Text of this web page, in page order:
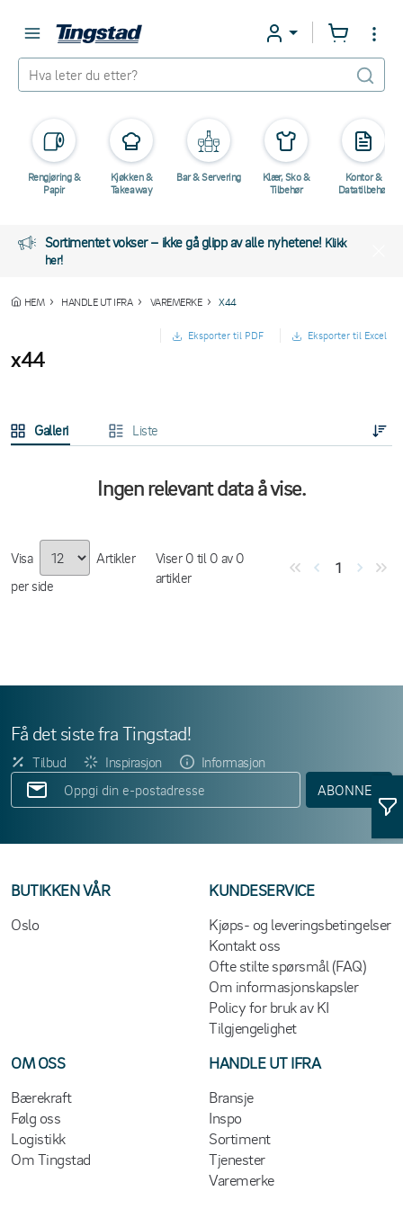
Rengjøring &
Papir
Kjøkken &
Takeaway
Bar & Servering
Klær, Sko &
Tilbehør
Kontor &
Datatilbehør
Sortimentet vokser – ikke gå glipp av alle nyhetene! Klikk
her!
HEM HANDLE UT IFRA VAREMERKE X44
Eksporter til PDF Eksporter til Excel
x44
Galleri Liste
Ingen relevant data å vise.
Visa
Artikler
per side
Viser 0 til 0 av 0
artikler
1
Få det siste fra Tingstad!
Tilbud Inspirasjon
Informasjon
ABONNER
BUTIKKEN VÅR
Oslo
KUNDESERVICE
Kjøps- og leveringsbetingelser
Kontakt oss
Ofte stilte spørsmål (FAQ)
Om informasjonskapsler
Policy for bruk av KI
Tilgjengelighet
OM OSS
Bærekraft
Følg oss
Logistikk
Om Tingstad
HANDLE UT IFRA
Bransje
Inspo
Sortiment
Tjenester
Varemerke